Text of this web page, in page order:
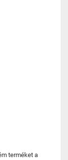
terméket a